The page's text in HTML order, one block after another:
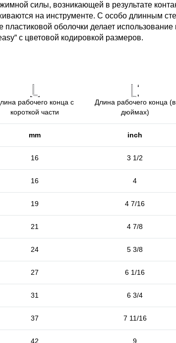
силы, возникающей в результате
на инструменте. С особо длинным
оболочки делает
с цветовой кодировкой размеров.
рабочего конца с
короткой части
Длина рабочего конца (в
дюймах)
mm inch
16 3 1/2
16 4
19 4 7/16
21 4 7/8
24 5 3/8
27 6 1/16
31 6 3/4
37 7 11/16
42 9